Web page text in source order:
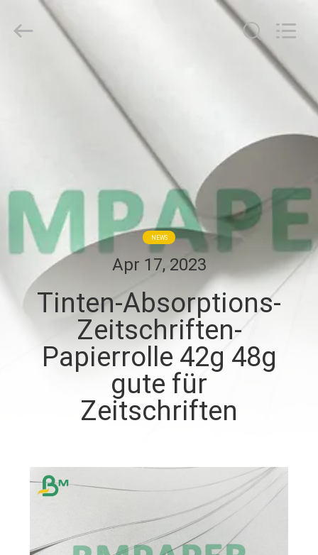
ÜBER
UNS
WERKSBESICHTIGUNG
QUALITÄTSKONTROLLE
KONTAKT
RECHTSSACHEN
SITEMAP
GUANGZHOU
CO.,LTD.
NEWS
Apr 17, 2023
Tinten-Absorptions-
Zeitschriften-
Papierrolle 42g 48g
gute für
Zeitschriften